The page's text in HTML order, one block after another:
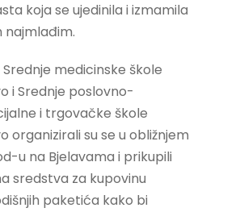
koja se ujedinila i izmamila
najmlađim.
medicinske škole
i Srednje poslovno-
i trgovačke škole
organizirali su se u obližnjem
u na Bjelavama i prikupili
sredstva za kupovinu
paketića kako bi